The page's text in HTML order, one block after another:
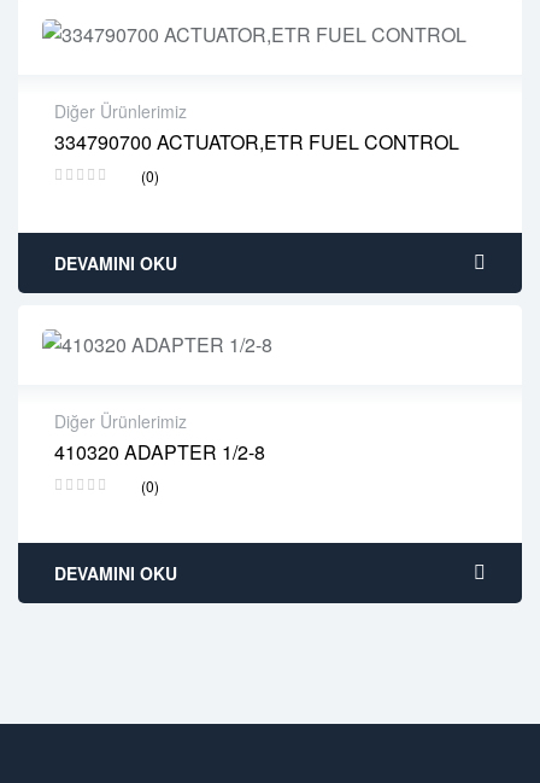
Diğer Ürünlerimiz
334790700 ACTUATOR,ETR FUEL CONTROL
(0)
2 years warranty
Delivery time: 1-2 business days
DEVAMINI OKU
Diğer Ürünlerimiz
410320 ADAPTER 1/2-8
(0)
2 years warranty
Delivery time: 1-2 business days
DEVAMINI OKU